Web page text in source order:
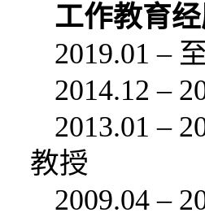
工作教育
2019.01 –
2014.12 –
2013.01 –
教授
2009.04 –